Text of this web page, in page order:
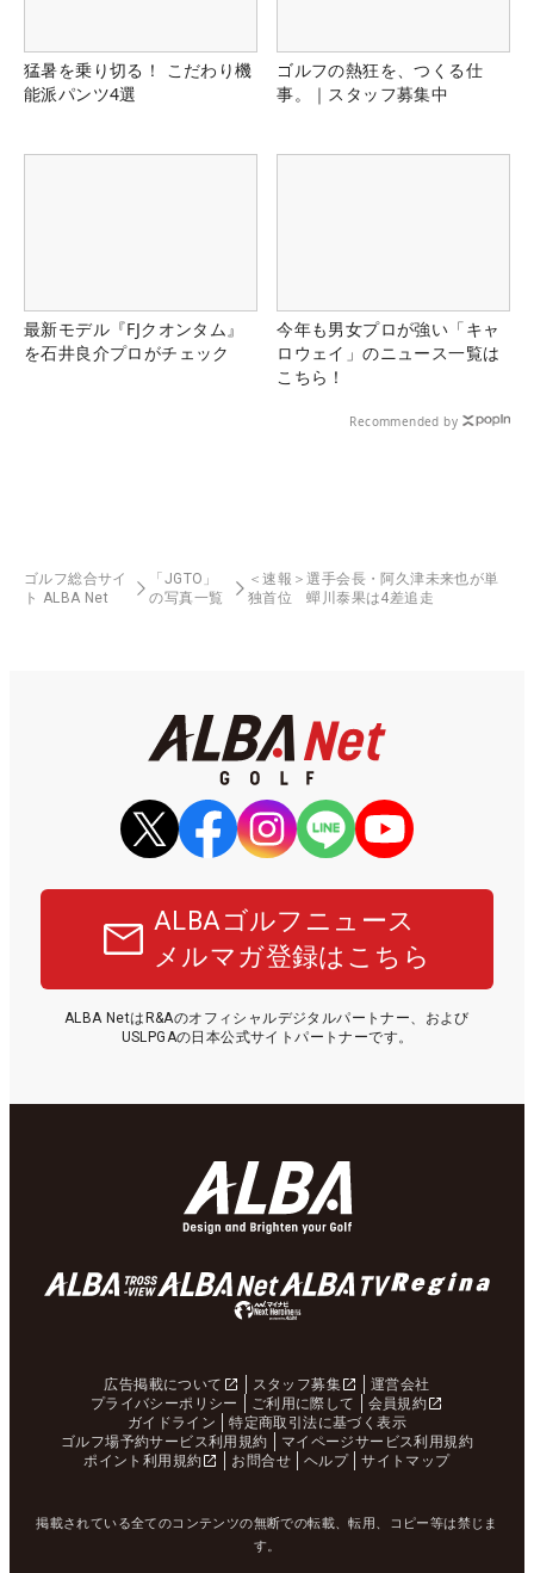
猛暑を乗り切る！ こだわり機
能派パンツ4選
ゴルフの熱狂を、つくる仕
事。｜スタッフ募集中
最新モデル『FJクオンタム』
を石井良介プロがチェック
今年も男女プロが強い「キャ
ロウェイ」のニュース一覧は
こちら！
Recommended by
ゴルフ総合サイ
ト ALBA Net
「JGTO」
の写真一覧
＜速報＞選手会長・阿久津未来也が単
独首位 蟬川泰果は4差追走
ALBAゴルフニュース
メルマガ登録はこちら
ALBA NetはR&Aのオフィシャルデジタルパートナー、および
USLPGAの日本公式サイトパートナーです。
広告掲載について スタッフ募集
運営会社
プライバシーポリシー
ご利用に際して
会員規約
ガイドライン
特定商取引法に基づく表示
ゴルフ場予約サービス利用規約
マイページサービス利用規約
ポイント利用規約
お問合せ ヘルプ サイトマップ
掲載されている全てのコンテンツの無断での転載、転用、コピー等は禁じま
す。